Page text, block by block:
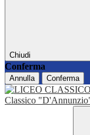
Chiudi
Conferma
Annulla Conferma
Classico